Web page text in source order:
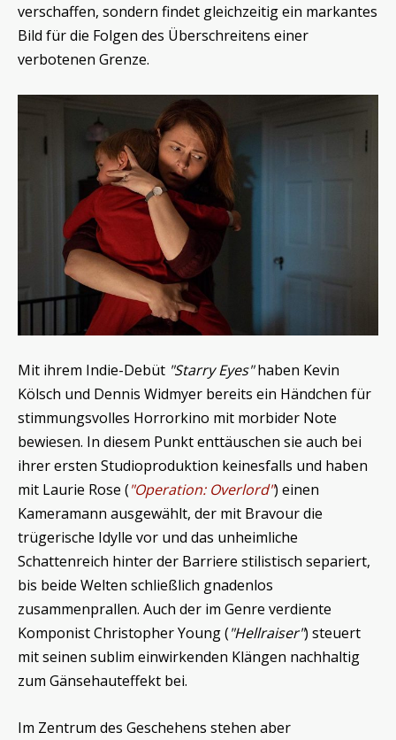
verschaffen, sondern findet gleichzeitig ein markantes
Bild für die Folgen des Überschreitens einer
verbotenen Grenze.
Mit ihrem Indie-Debüt "Starry Eyes"haben Kevin
Kölsch und Dennis Widmyer bereits ein Händchen für
stimmungsvolles Horrorkino mit morbider Note
bewiesen. In diesem Punkt enttäuschen sie auch bei
ihrer ersten Studioproduktion keinesfalls und haben
mit Laurie Rose ("Operation: Overlord") einen
Kameramann ausgewählt, der mit Bravour die
trügerische Idylle vor und das unheimliche
Schattenreich hinter der Barriere stilistisch separiert,
bis beide Welten schließlich gnadenlos
zusammenprallen. Auch der im Genre verdiente
Komponist Christopher Young ("Hellraiser") steuert
mit seinen sublim einwirkenden Klängen nachhaltig
zum Gänsehauteffekt bei.
Im Zentrum des Geschehens stehen aber